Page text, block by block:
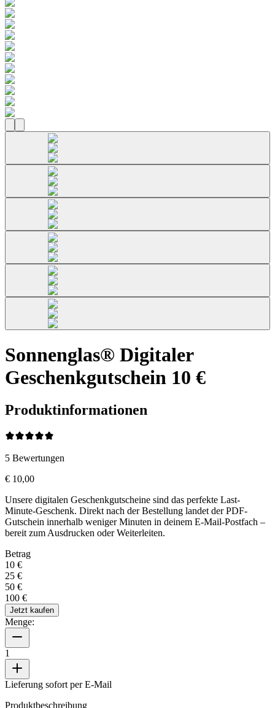
Sonnenglas® Digitaler
Geschenkgutschein 10 €
Produktinformationen
5 Bewertungen
€ 10,00
Unsere digitalen Geschenkgutscheine sind das perfekte Last-
Minute-Geschenk. Direkt nach der Bestellung landet der PDF-
Gutschein innerhalb weniger Minuten in deinem E-Mail-Postfach –
bereit zum Ausdrucken oder Weiterleiten.
Betrag
10 €
25 €
50 €
100 €
Jetzt kaufen
Menge:
1
Lieferung sofort per E-Mail
Produktbeschreibung